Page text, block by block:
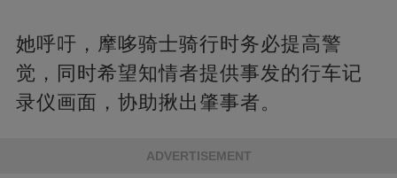
她呼吁，摩哆骑士骑行时务必提高警
觉，同时希望知情者提供事发的行车记
录仪画面，协助揪出肇事者。
ADVERTISEMENT